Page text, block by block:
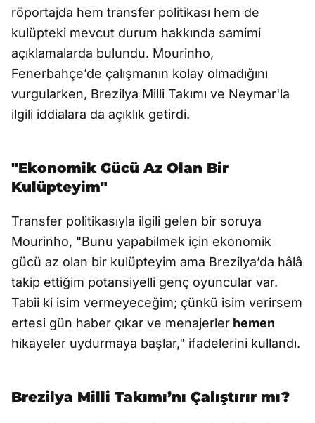
röportajda hem transfer politikası hem de
kulüpteki mevcut durum hakkında samimi
açıklamalarda bulundu. Mourinho,
Fenerbahçe’de çalışmanın kolay olmadığını
vurgularken, Brezilya Milli Takımı ve Neymar'la
ilgili iddialara da açıklık getirdi.
"Ekonomik Gücü Az Olan Bir
Kulüpteyim"
Transfer politikasıyla ilgili gelen bir soruya
Mourinho, "Bunu yapabilmek için ekonomik
gücü az olan bir kulüpteyim ama Brezilya’da hâlâ
takip ettiğim potansiyelli genç oyuncular var.
Tabii ki isim vermeyeceğim; çünkü isim verirsem
ertesi gün haber çıkar ve menajerler hemen
hikayeler uydurmaya başlar," ifadelerini kullandı.
Brezilya Milli Takımı’nı Çalıştırır mı?